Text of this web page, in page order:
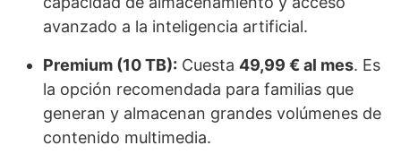
avanzado a la inteligencia artificial.
Premium (10 TB): Cuesta 49,99 € al mes. Es
la opción recomendada para familias que
generan y almacenan grandes volúmenes de
contenido multimedia.